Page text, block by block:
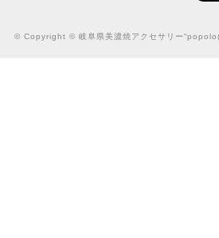
© Copyright © 岐阜県美濃焼アクセサリー